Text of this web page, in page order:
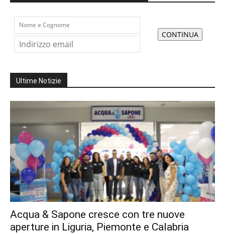
Ultime Notizie
Acqua & Sapone cresce con tre nuove
aperture in Liguria, Piemonte e Calabria